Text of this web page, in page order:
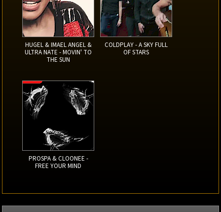
HUGEL & IMAEL ANGEL &
ULTRA NATE - MOVIN' TO
THE SUN
COLDPLAY - A SKY FULL
OF STARS
PROSPA & CLOONEE -
FREE YOUR MIND